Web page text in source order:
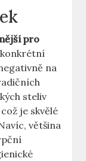
pro
na
steliv
je skvělé
většina